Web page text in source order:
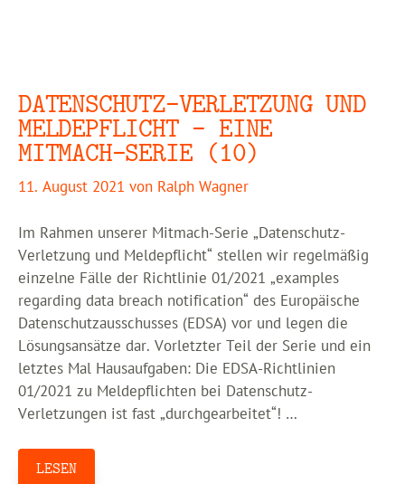
DATENSCHUTZ-VERLETZUNG UND
MELDEPFLICHT – EINE
MITMACH-SERIE (10)
11. August 2021 von Ralph Wagner
Im Rahmen unserer Mitmach-Serie „Datenschutz-
Verletzung und Meldepflicht“ stellen wir regelmäßig
einzelne Fälle der Richtlinie 01/2021 „examples
regarding data breach notification“ des Europäische
Datenschutzausschusses (EDSA) vor und legen die
Lösungsansätze dar. Vorletzter Teil der Serie und ein
letztes Mal Hausaufgaben: Die EDSA-Richtlinien
01/2021 zu Meldepflichten bei Datenschutz-
Verletzungen ist fast „durchgearbeitet“! …
LESEN